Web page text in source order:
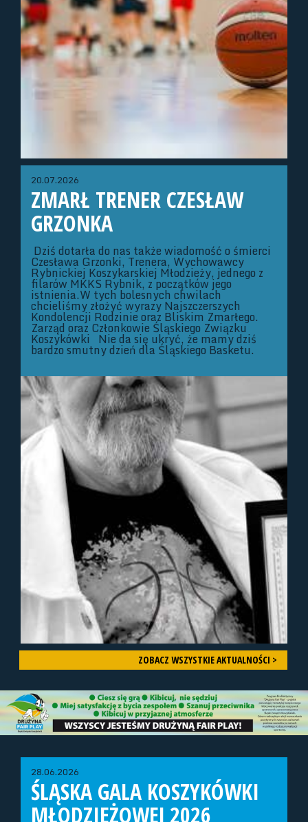
20.07.2026
ZMARŁ TRENER CZESŁAW
GRZONKA
Dziś dotarła do nas także wiadomość o śmierci
Czesława Grzonki, Trenera, Wychowawcy
Rybnickiej Koszykarskiej Młodzieży, jednego z
filarów MKKS Rybnik, z początków jego
istnienia.W tych bolesnych chwilach
chcieliśmy złożyć wyrazy Najszczerszych
Kondolencji Rodzinie oraz Bliskim Zmarłego.
Zarząd oraz Członkowie Śląskiego Związku
Koszykówki Nie da się ukryć, że mamy dziś
bardzo smutny dzień dla Śląskiego Basketu.
ZOBACZ WSZYSTKIE AKTUALNOŚCI >
28.06.2026
ŚLĄSKA GALA KOSZYKÓWKI
MŁODZIEŻOWEJ 2026